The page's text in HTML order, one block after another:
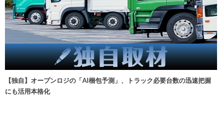
【独自】オープンロジの「AI梱包予測」、トラック必要台数の迅速把握
にも活用本格化